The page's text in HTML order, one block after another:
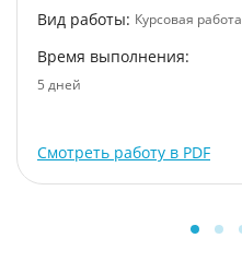
Вид работы: Курсовая работа
Время выполнения:
5 дней
Смотреть работу в PDF